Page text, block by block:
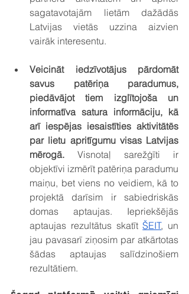
sagatavotajām lietām dažādās
Latvijas vietās uzzina aizvien
vairāk interesentu.
Veicināt iedzīvotājus pārdomāt
savus patēriņa paradumus,
piedāvājot tiem izglītojoša un
informatīva satura informāciju, kā
arī iespējas iesaistīties aktivitātēs
par lietu apritīgumu visas Latvijas
mērogā. Visnotaļ sarežģīti ir
objektīvi izmērīt patēriņa paradumu
maiņu, bet viens no veidiem, kā to
projektā darīsim ir sabiedriskās
domas aptaujas. Iepriekšējās
aptaujas rezultātus skatīt ŠEIT, un
jau pavasarī ziņosim par atkārtotas
šādas aptaujas salīdzinošiem
rezultātiem.